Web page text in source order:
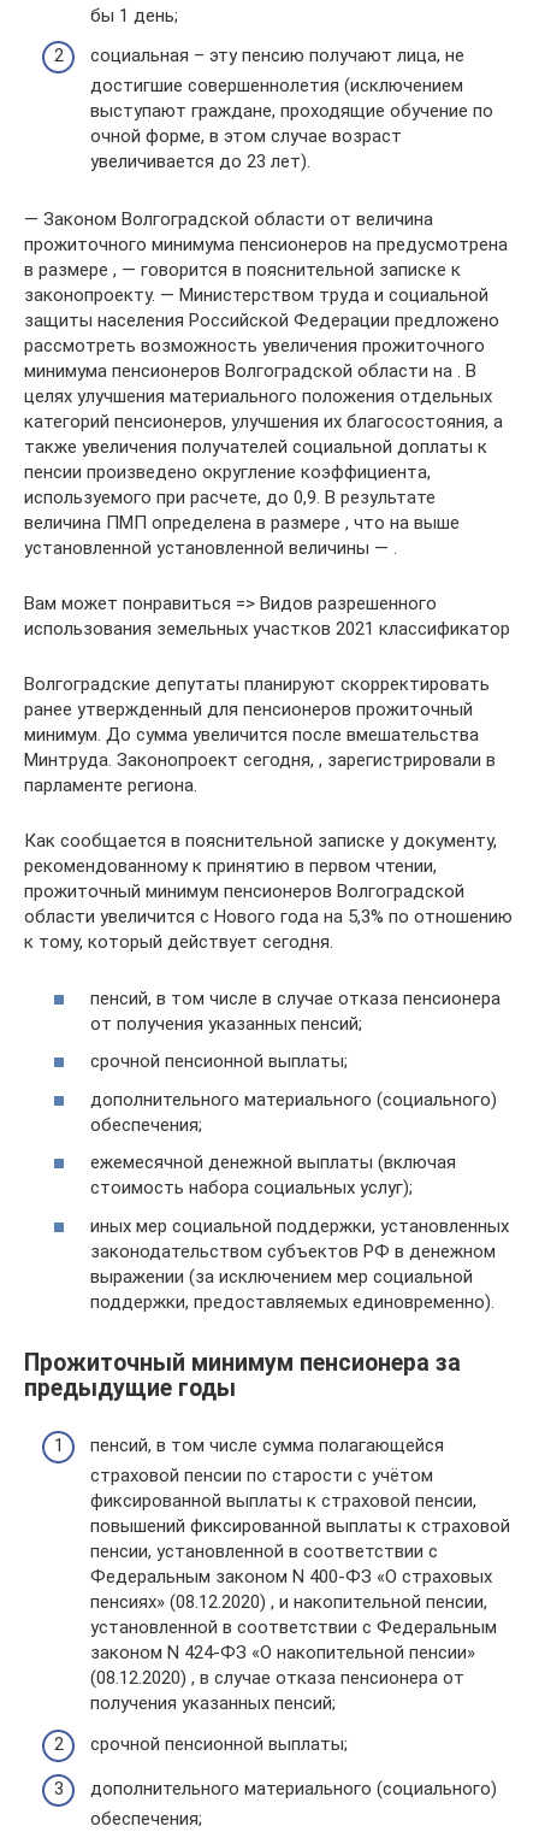
бы 1 день;
социальная – эту пенсию получают лица, не
достигшие совершеннолетия (исключением
выступают граждане, проходящие обучение по
очной форме, в этом случае возраст
увеличивается до 23 лет).
— Законом Волгоградской области от величина
прожиточного минимума пенсионеров на предусмотрена
в размере , — говорится в пояснительной записке к
законопроекту. — Министерством труда и социальной
защиты населения Российской Федерации предложено
рассмотреть возможность увеличения прожиточного
минимума пенсионеров Волгоградской области на . В
целях улучшения материального положения отдельных
категорий пенсионеров, улучшения их благосостояния, а
также увеличения получателей социальной доплаты к
пенсии произведено округление коэффициента,
используемого при расчете, до 0,9. В результате
величина ПМП определена в размере , что на выше
установленной установленной величины — .
Вам может понравиться => Видов разрешенного
использования земельных участков 2021 классификатор
Волгоградские депутаты планируют скорректировать
ранее утвержденный для пенсионеров прожиточный
минимум. До сумма увеличится после вмешательства
Минтруда. Законопроект сегодня, , зарегистрировали в
парламенте региона.
Как сообщается в пояснительной записке у документу,
рекомендованному к принятию в первом чтении,
прожиточный минимум пенсионеров Волгоградской
области увеличится с Нового года на 5,3% по отношению
к тому, который действует сегодня.
пенсий, в том числе в случае отказа пенсионера
от получения указанных пенсий;
срочной пенсионной выплаты;
дополнительного материального (социального)
обеспечения;
ежемесячной денежной выплаты (включая
стоимость набора социальных услуг);
иных мер социальной поддержки, установленных
законодательством субъектов РФ в денежном
выражении (за исключением мер социальной
поддержки, предоставляемых единовременно).
Прожиточный минимум пенсионера за
предыдущие годы
пенсий, в том числе сумма полагающейся
страховой пенсии по старости с учётом
фиксированной выплаты к страховой пенсии,
повышений фиксированной выплаты к страховой
пенсии, установленной в соответствии с
Федеральным законом N 400-ФЗ «О страховых
пенсиях» (08.12.2020) , и накопительной пенсии,
установленной в соответствии с Федеральным
законом N 424-ФЗ «О накопительной пенсии»
(08.12.2020) , в случае отказа пенсионера от
получения указанных пенсий;
срочной пенсионной выплаты;
дополнительного материального (социального)
обеспечения;